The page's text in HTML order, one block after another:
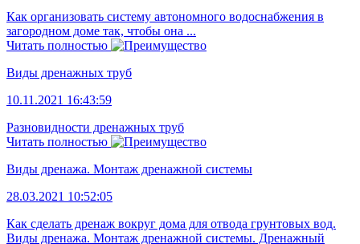
Как организовать систему автономного водоснабжения в
загородном доме так, чтобы она ...
Читать полностью
Виды дренажных труб
10.11.2021 16:43:59
Разновидности дренажных труб
Читать полностью
Виды дренажа. Монтаж дренажной системы
28.03.2021 10:52:05
Как сделать дренаж вокруг дома для отвода грунтовых вод.
Виды дренажа. Монтаж дренажной системы. Дренажный